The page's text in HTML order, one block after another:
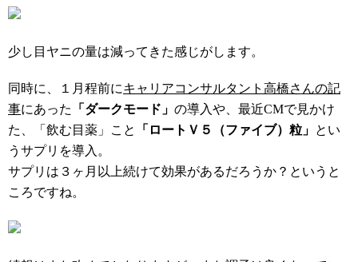
少し目ヤニの量は減ってきた感じがします。
同時に、１月程前にキャリアコンサルタント高橋さんの記
事にあった 「ダークモード」 の導入や、最近CMで見かけ
た、「飲む目薬」こと
「ロートＶ５（ファイブ）粒」 とい
うサプリを導入。
サプリは３ヶ月以上続けて効果があるだろうか？というと
ころですね。